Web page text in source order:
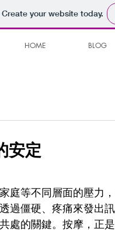
your website today.
HOME BLOG
安定
庭等不同層面的壓力
過僵硬、疼痛來發出
處的關鍵。按摩，正